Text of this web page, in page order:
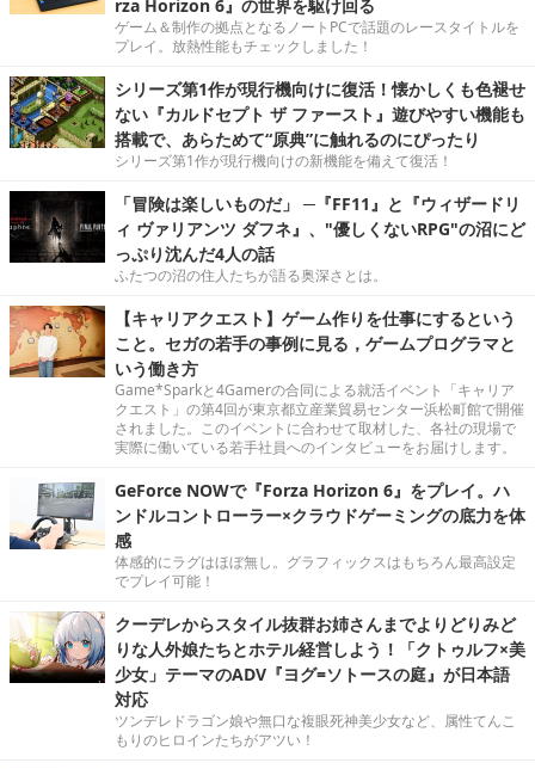
rza Horizon 6』の世界を駆け回る
ゲーム＆制作の拠点となるノートPCで話題のレースタイトルを
プレイ。放熱性能もチェックしました！
シリーズ第1作が現行機向けに復活！懐かしくも色褪せ
ない『カルドセプト ザ ファースト』遊びやすい機能も
搭載で、あらためて“原典”に触れるのにぴったり
シリーズ第1作が現行機向けの新機能を備えて復活！
「冒険は楽しいものだ」 ─『FF11』と『ウィザードリ
ィ ヴァリアンツ ダフネ』、"優しくないRPG"の沼にど
っぷり沈んだ4人の話
ふたつの沼の住人たちが語る奥深さとは。
【キャリアクエスト】ゲーム作りを仕事にするという
こと。セガの若手の事例に見る，ゲームプログラマと
いう働き方
Game*Sparkと4Gamerの合同による就活イベント「キャリア
クエスト」の第4回が東京都立産業貿易センター浜松町館で開催
されました。このイベントに合わせて取材した、各社の現場で
実際に働いている若手社員へのインタビューをお届けします。
GeForce NOWで『Forza Horizon 6』をプレイ。ハ
ンドルコントローラー×クラウドゲーミングの底力を体
感
体感的にラグはほぼ無し。グラフィックスはもちろん最高設定
でプレイ可能！
クーデレからスタイル抜群お姉さんまでよりどりみど
りな人外娘たちとホテル経営しよう！「クトゥルフ×美
少女」テーマのADV『ヨグ=ソトースの庭』が日本語
対応
ツンデレドラゴン娘や無口な複眼死神美少女など、属性てんこ
もりのヒロインたちがアツい！